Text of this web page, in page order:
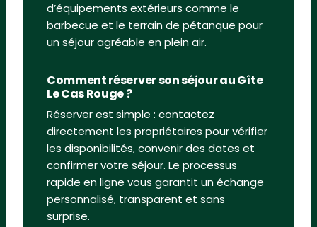
d’équipements extérieurs comme le
barbecue et le terrain de pétanque pour
un séjour agréable en plein air.
Comment réserver son séjour au Gîte
Le Cas Rouge ?
Réserver est simple : contactez
directement les propriétaires pour vérifier
les disponibilités, convenir des dates et
confirmer votre séjour. Le processus
rapide en ligne vous garantit un échange
personnalisé, transparent et sans
surprise.